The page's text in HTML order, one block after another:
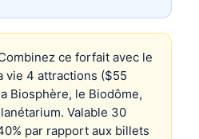
ce forfait avec le
vie 4 attractions ($55
Biosphère, le Biodôme,
Valable 30
par rapport aux billets